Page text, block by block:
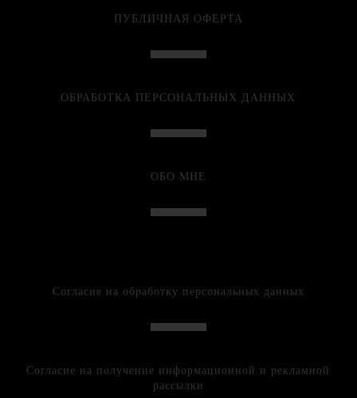
ПУБЛИЧНАЯ ОФЕРТА
ОБРАБОТКА ПЕРСОНАЛЬНЫХ ДАННЫХ
ОБО МНЕ
Согласие на обработку персональных данных
Согласие на получение информационной и рекламной
рассылки